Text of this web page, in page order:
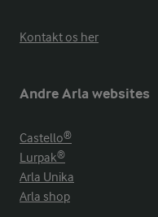
Kontakt os her
Andre Arla websites
Castello®
Lurpak®
Arla Unika
Arla shop